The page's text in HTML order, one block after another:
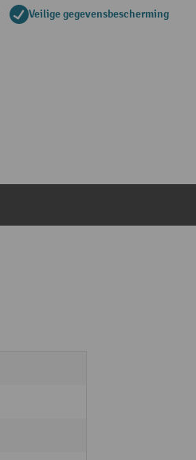
Veilige gegevensbescherming